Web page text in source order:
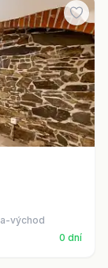
východ
0 dní